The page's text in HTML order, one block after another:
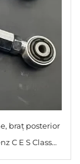
braț posterior
C E S Class